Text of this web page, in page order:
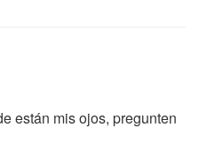
están mis ojos, pregunten